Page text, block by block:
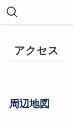
アクセス
周辺地図